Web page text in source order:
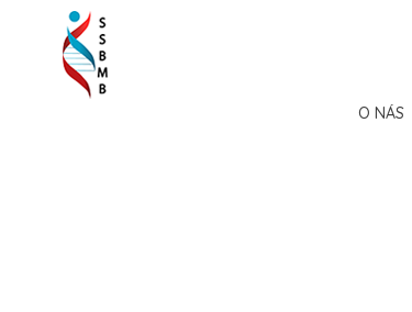
Slovenská spoločnosť pre biochémiu a molekulárnu biológiu
O NÁS